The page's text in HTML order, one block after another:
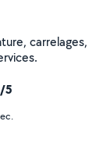
carrelages,
5